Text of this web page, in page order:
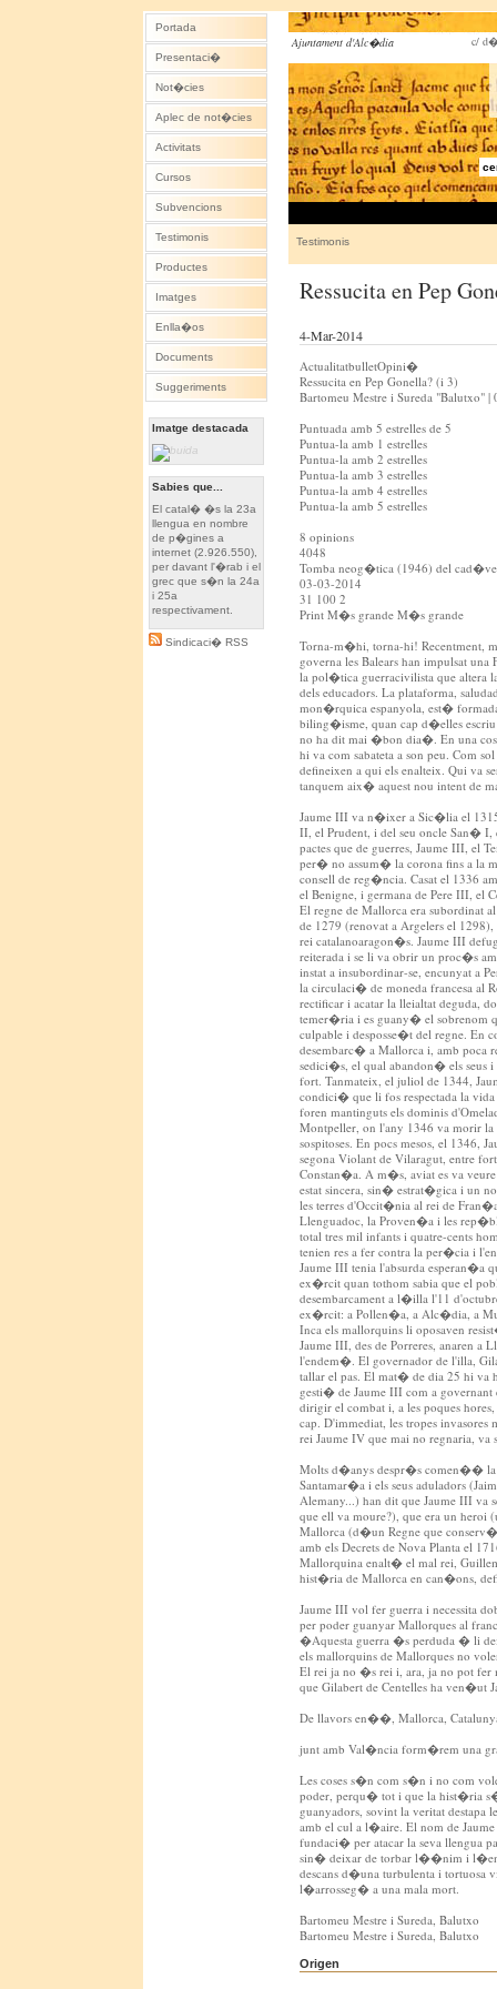
Portada
Presentaci�
Not�cies
Aplec de not�cies
Activitats
Cursos
Subvencions
Testimonis
Productes
Imatges
Enlla�os
Documents
Suggeriments
Imatge destacada
Sabies que...
El catal� �s la 23a
llengua en nombre
de p�gines a
internet (2.926.550),
per davant l'�rab i el
grec que s�n la 24a
i 25a
respectivament.
Sindicaci� RSS
Ajuntament d'Alc�dia c/
Testimonis
Ressucita en Pep
4-Mar-2014
ActualitatbulletOpini�
Ressucita en Pep Gonella? (i 3)
Bartomeu Mestre i Sureda "Balutxo"
Puntuada amb 5 estrelles de 5
Puntua-la amb 1 estrelles
Puntua-la amb 2 estrelles
Puntua-la amb 3 estrelles
Puntua-la amb 4 estrelles
Puntua-la amb 5 estrelles
8 opinions
4048
Tomba neog�tica (1946) del
03-03-2014
31 100 2
Print M�s grande M�s grande
Torna-m�hi, torna-hi! Recentment,
governa les Balears han impulsat
la pol�tica guerracivilista que altera
dels educadors. La plataforma,
mon�rquica espanyola, est�
biling�isme, quan cap d�elles
no ha dit mai �bon dia�. En una
hi va com sabateta a son peu. Com
defineixen a qui els enalteix. Qui va
tanquem aix� aquest nou intent de
Jaume III va n�ixer a Sic�lia el
II, el Prudent, i del seu oncle San�
pactes que de guerres, Jaume III, el
per� no assum� la corona fins a la
consell de reg�ncia. Casat el 1336
el Benigne, i germana de Pere III, el
El regne de Mallorca era subordinat
de 1279 (renovat a Argelers el
rei catalanoaragon�s. Jaume III
reiterada i se li va obrir un proc�s
instat a insubordinar-se, encunyat a
la circulaci� de moneda francesa al
rectificar i acatar la lleialtat deguda,
temer�ria i es guany� el sobrenom
culpable i desposse�t del regne. En
desembarc� a Mallorca i, amb poca
sedici�s, el qual abandon� els
fort. Tanmateix, el juliol de 1344,
condici� que li fos respectada la
foren mantinguts els dominis
Montpeller, on l'any 1346 va morir la
sospitoses. En pocs mesos, el 1346,
segona Violant de Vilaragut, entre
Constan�a. A m�s, aviat es va
estat sincera, sin� estrat�gica i un
les terres d'Occit�nia al rei de
Llenguadoc, la Proven�a i les
total tres mil infants i quatre-cents
tenien res a fer contra la per�cia i
Jaume III tenia l'absurda esperan�a
ex�rcit quan tothom sabia que el
desembarcament a l�illa l'11
ex�rcit: a Pollen�a, a Alc�dia, a
Inca els mallorquins li oposaven
Jaume III, des de Porreres, anaren a
l'endem�. El governador de l'illa,
tallar el pas. El mat� de dia 25 hi va
gesti� de Jaume III com a governant
dirigir el combat i, a les poques
cap. D'immediat, les tropes
rei Jaume IV que mai no regnaria, va
Molts d�anys despr�s comen�� la
Santamar�a i els seus aduladors
Alemany...) han dit que Jaume III va
que ell va moure?), que era un
Mallorca (d�un Regne que
amb els Decrets de Nova Planta el
Mallorquina enalt� el mal rei,
hist�ria de Mallorca en can�ons,
Jaume III vol fer guerra i necessita
per poder guanyar Mallorques al
�Aquesta guerra �s perduda � li
els mallorquins de Mallorques no
El rei ja no �s rei i, ara, ja no pot
que Gilabert de Centelles ha ven�ut
De llavors en��, Mallorca,
junt amb Val�ncia form�rem una
Les coses s�n com s�n i no com
poder, perqu� tot i que la hist�ria
guanyadors, sovint la veritat destapa
amb el cul a l�aire. El nom de
fundaci� per atacar la seva llengua
sin� deixar de torbar l��nim i
descans d�una turbulenta i tortuosa
l�arrosseg� a una mala mort.
Bartomeu Mestre i Sureda, Balutxo
Bartomeu Mestre i Sureda, Balutxo
Origen